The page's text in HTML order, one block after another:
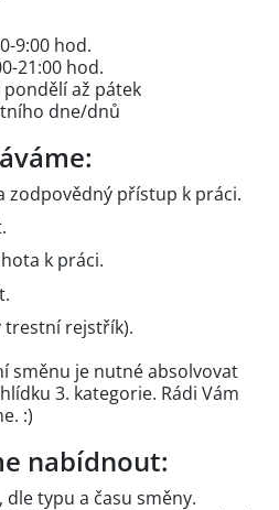
9:00 hod.
21:00 hod.
pondělí až pátek
dne/dnů
zodpovědný přístup k práci.
k práci.
trestní rejstřík).
směnu je nutné absolvovat
3. kategorie. Rádi Vám
:)
nabídnout:
dle typu a času směny.